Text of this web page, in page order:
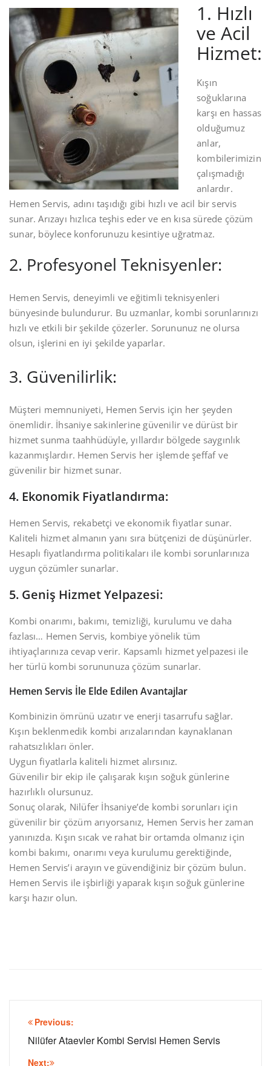
1. Hızlı
ve Acil
Hizmet:
Kışın
soğuklarına
karşı en hassas
olduğumuz
anlar,
kombilerimizin
çalışmadığı
anlardır.
Hemen Servis, adını taşıdığı gibi hızlı ve acil bir servis
sunar. Arızayı hızlıca teşhis eder ve en kısa sürede çözüm
sunar, böylece konforunuzu kesintiye uğratmaz.
2. Profesyonel Teknisyenler:
Hemen Servis, deneyimli ve eğitimli teknisyenleri
bünyesinde bulundurur. Bu uzmanlar, kombi sorunlarınızı
hızlı ve etkili bir şekilde çözerler. Sorununuz ne olursa
olsun, işlerini en iyi şekilde yaparlar.
3. Güvenilirlik:
Müşteri memnuniyeti, Hemen Servis için her şeyden
önemlidir. İhsaniye sakinlerine güvenilir ve dürüst bir
hizmet sunma taahhüdüyle, yıllardır bölgede saygınlık
kazanmışlardır. Hemen Servis her işlemde şeffaf ve
güvenilir bir hizmet sunar.
4. Ekonomik Fiyatlandırma:
Hemen Servis, rekabetçi ve ekonomik fiyatlar sunar.
Kaliteli hizmet almanın yanı sıra bütçenizi de düşünürler.
Hesaplı fiyatlandırma politikaları ile kombi sorunlarınıza
uygun çözümler sunarlar.
5. Geniş Hizmet Yelpazesi:
Kombi onarımı, bakımı, temizliği, kurulumu ve daha
fazlası… Hemen Servis, kombiye yönelik tüm
ihtiyaçlarınıza cevap verir. Kapsamlı hizmet yelpazesi ile
her türlü kombi sorununuza çözüm sunarlar.
Hemen Servis İle Elde Edilen Avantajlar
Kombinizin ömrünü uzatır ve enerji tasarrufu sağlar.
Kışın beklenmedik kombi arızalarından kaynaklanan
rahatsızlıkları önler.
Uygun fiyatlarla kaliteli hizmet alırsınız.
Güvenilir bir ekip ile çalışarak kışın soğuk günlerine
hazırlıklı olursunuz.
Sonuç olarak, Nilüfer İhsaniye’de kombi sorunları için
güvenilir bir çözüm arıyorsanız, Hemen Servis her zaman
yanınızda. Kışın sıcak ve rahat bir ortamda olmanız için
kombi bakımı, onarımı veya kurulumu gerektiğinde,
Hemen Servis’i arayın ve güvendiğiniz bir çözüm bulun.
Hemen Servis ile işbirliği yaparak kışın soğuk günlerine
karşı hazır olun.
Yazı
gezinmesi
Previous:
Nilüfer Ataevler Kombi Servisi Hemen Servis
Next: